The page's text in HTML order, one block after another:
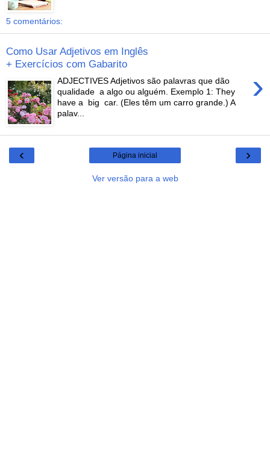
5 comentários:
Como Usar Adjetivos em Inglês
+ Exercícios com Gabarito
›
ADJECTIVES Adjetivos são palavras que dão
qualidade a algo ou alguém. Exemplo 1: They
have a big car. (Eles têm um carro grande.) A
palav...
‹ ›
Página inicial
Ver versão para a web